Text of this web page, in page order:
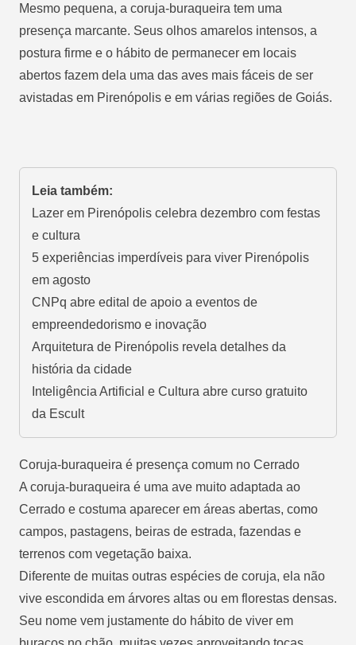
Mesmo pequena, a coruja-buraqueira tem uma
presença marcante. Seus olhos amarelos intensos, a
postura firme e o hábito de permanecer em locais
abertos fazem dela uma das aves mais fáceis de ser
avistadas em Pirenópolis e em várias regiões de Goiás.
Leia também:
Lazer em Pirenópolis celebra dezembro com festas
e cultura
5 experiências imperdíveis para viver Pirenópolis
em agosto
CNPq abre edital de apoio a eventos de
empreendedorismo e inovação
Arquitetura de Pirenópolis revela detalhes da
história da cidade
Inteligência Artificial e Cultura abre curso gratuito
da Escult
Coruja-buraqueira é presença comum no Cerrado
A coruja-buraqueira é uma ave muito adaptada ao
Cerrado e costuma aparecer em áreas abertas, como
campos, pastagens, beiras de estrada, fazendas e
terrenos com vegetação baixa.
Diferente de muitas outras espécies de coruja, ela não
vive escondida em árvores altas ou em florestas densas.
Seu nome vem justamente do hábito de viver em